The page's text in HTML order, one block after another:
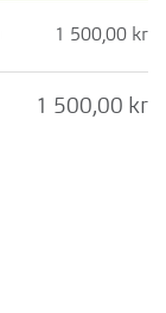
1 500,00 kr
1 500,00 kr